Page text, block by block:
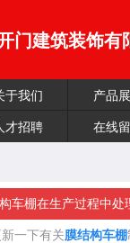
门建筑装饰有
于我们 产品
才招聘 在线
车棚在生产过程中处
一下有关膜结构车棚